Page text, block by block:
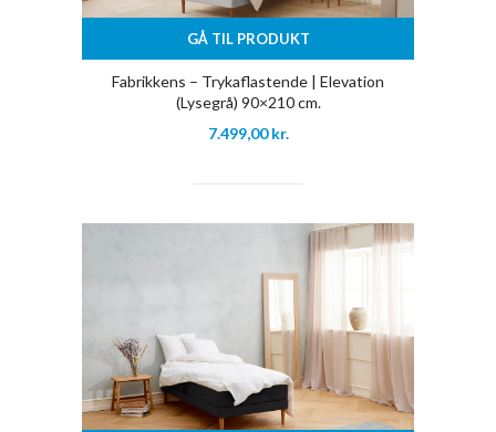
GÅ TIL PRODUKT
Fabrikkens – Trykaflastende | Elevation
(Lysegrå) 90×210 cm.
7.499,00kr.